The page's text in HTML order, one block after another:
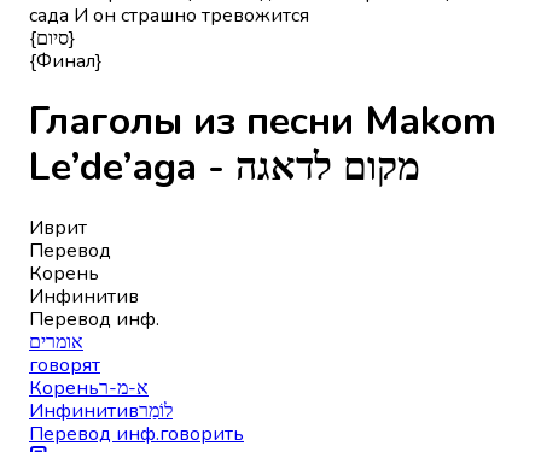
сада И он страшно тревожится
{סיום}
{Финал}
Глаголы из песни Makom
Le’de’aga - מקום לדאגה
Иврит
Перевод
Корень
Инфинитив
Перевод инф.
אומרים
говорят
Кореньא-מ-ר
Инфинитивלוֹמַר
Перевод инф.говорить